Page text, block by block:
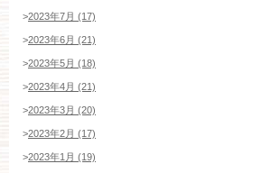
>2023年7月 (17)
>2023年6月 (21)
>2023年5月 (18)
>2023年4月 (21)
>2023年3月 (20)
>2023年2月 (17)
>2023年1月 (19)